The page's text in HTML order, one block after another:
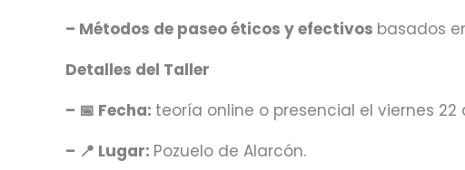
– Métodos de paseo éticos y efectivos basados
Detalles del Taller
– 📅 Fecha: teoría online o presencial el viernes 22
– 📍 Lugar: Pozuelo de Alarcón.